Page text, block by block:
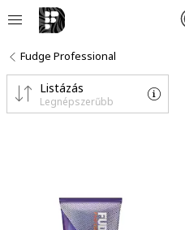
Fudge Professional
Listázás
Legnépszerűbb